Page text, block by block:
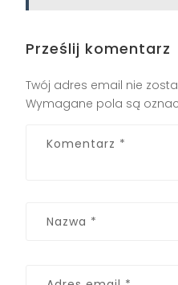
Prześlij komentarz
Twój adres email nie
Wymagane pola są